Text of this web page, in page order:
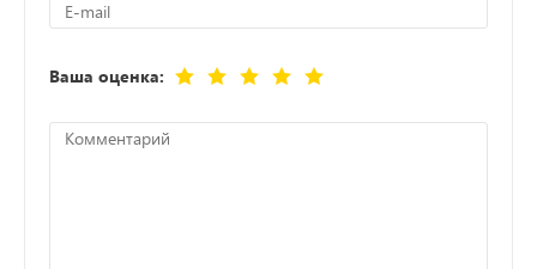
Ваша оценка: